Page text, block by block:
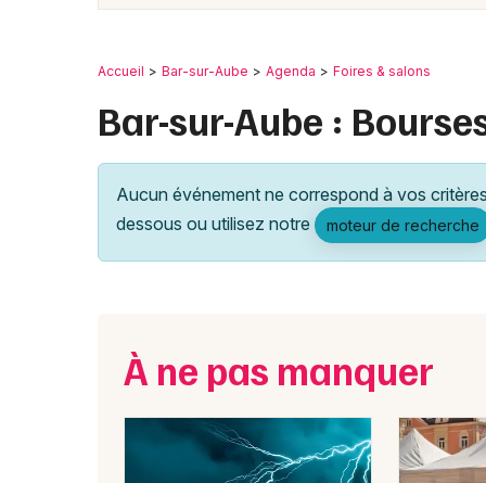
Accueil Bar-sur-Aube Agenda Foires & salons
Bar-sur-Aube :
Aucun événement ne correspond à vos
dessous ou utilisez notre
moteur de recherche
À ne pas manquer